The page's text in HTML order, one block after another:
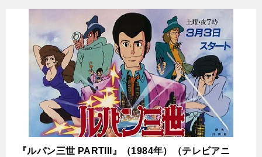
『ルパン三世 PARTIII』（1984年）（テレビアニ